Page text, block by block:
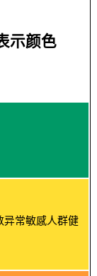
示颜色
异常敏感人群健